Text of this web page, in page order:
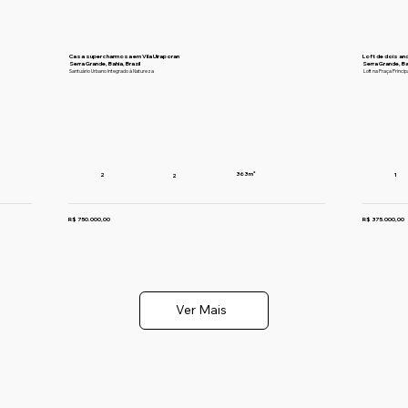
R$ 750.000,00
Casa super charmosa em Vila Uiraporan
Serra Grande, Bahia, Brazil
Santuário Urbano Integrado à Natureza
2 2 363 m²
R$ 375.000,00
Loft de dois
Serra Grande,
Loft na Praça
1
Ver Mais